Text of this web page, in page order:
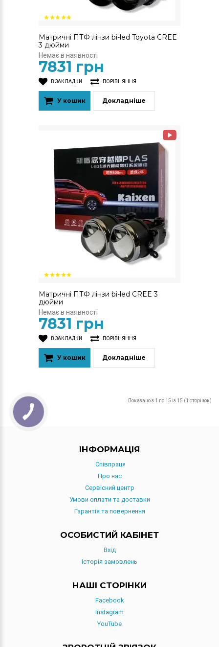
Матричні ПТФ лінзи bi-led Toyota CREE
3 дюйми
Немає в наявності
7831 грн
В ЗАКЛАДКИ ПОРІВНЯННЯ
У кошик Докладніше
Матричні ПТФ лінзи bi-led CREE 3
дюйми
Немає в наявності
7831 грн
В ЗАКЛАДКИ ПОРІВНЯННЯ
У кошик Докладніше
Показано з 1 по 15 із 15 (1 сторінок)
IНФОРМАЦIЯ
Співпраця
Про нас
Сервісний центр
Умови оплати та доставки
Гарантія та повернення
ОСОБИСТИЙ КАБІНЕТ
Вхід
Історія замовлень
НАШІ СТОРІНКИ
Facebook
Instagram
YouTube